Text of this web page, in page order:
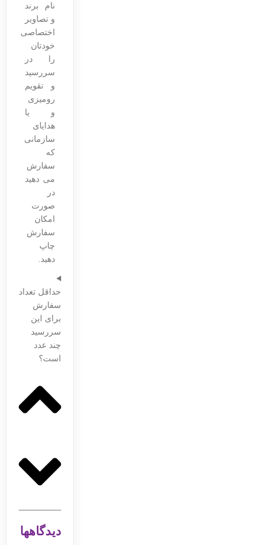
نام برند
و تصاویر
اختصاصی
خودتان
را در
سررسید
و تقویم
رومیزی
و یا
هدایای
سازمانی
که
سفارش
می دهید
در
صورت
امکان
سفارش
چاپ
دهید.
حداقل تعداد
سفارش
برای این
سررسید
چند عدد
است؟
دیدگاهها